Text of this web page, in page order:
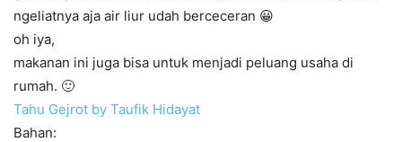
ngeliatnya aja air liur udah berceceran 😀
oh iya,
makanan ini juga bisa untuk menjadi peluang usaha di
rumah. 🙂
Tahu Gejrot by Taufik Hidayat
Bahan: